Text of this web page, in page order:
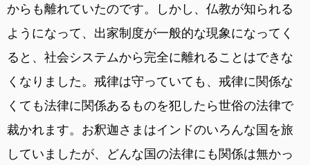
からも離れていたのです。しかし、仏教が知られる
ようになって、出家制度が一般的な現象になってく
ると、社会システムから完全に離れることはできな
くなりました。戒律は守っていても、戒律に関係な
くても法律に関係あるものを犯したら世俗の法律で
裁かれます。お釈迦さまはインドのいろんな国を旅
していましたが、どんな国の法律にも関係は無かっ